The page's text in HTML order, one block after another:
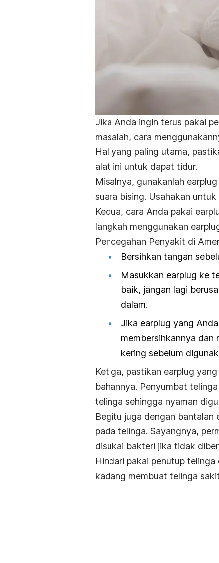
Jika Anda ingin terus pakai
masalah, cara
Hal yang paling utama,
alat ini untuk dapat tidur.
Misalnya, gunakanlah earplug
suara bising. Usahakan
Kedua, cara Anda pakai
langkah menggunakan
Pencegahan Penyakit di
Bersihkan tangan
Masukkan earplug ke
baik, jangan lagi
dalam.
Jika earplug yang
membersihkannya dan
kering sebelum
Ketiga, pastikan earplug yang
bahannya. Penyumbat
telinga sehingga nyaman
Begitu juga dengan bantalan
pada telinga. Sayangnya,
disukai bakteri jika tidak
Hindari pakai penutup
kadang membuat telinga